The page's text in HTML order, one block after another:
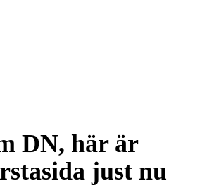
DN, här är
just nu